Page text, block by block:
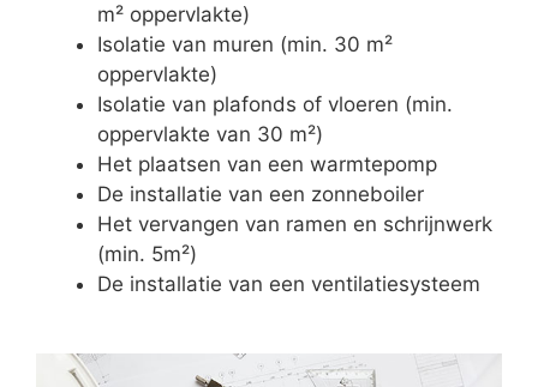
m² oppervlakte)
Isolatie van muren (min. 30 m²
oppervlakte)
Isolatie van plafonds of vloeren (min.
oppervlakte van 30 m²)
Het plaatsen van een warmtepomp
De installatie van een zonneboiler
Het vervangen van ramen en schrijnwerk
(min. 5m²)
De installatie van een ventilatiesysteem